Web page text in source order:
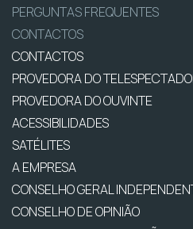
PERGUNTAS FREQUENTES
CONTACTOS
CONTACTOS
PROVEDORA DO
PROVEDORA DO OUVINTE
ACESSIBILIDADES
SATÉLITES
A EMPRESA
CONSELHO GERAL
CONSELHO DE OPINIÃO